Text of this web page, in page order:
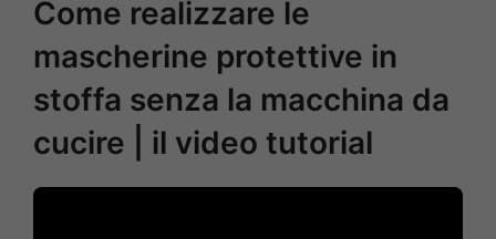
Come realizzare le
mascherine protettive in
stoffa senza la macchina da
cucire | il video tutorial